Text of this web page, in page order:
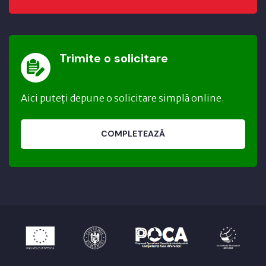
Trimite o solicitare
Aici puteți depune o solicitare simplă online.
COMPLETEAZĂ